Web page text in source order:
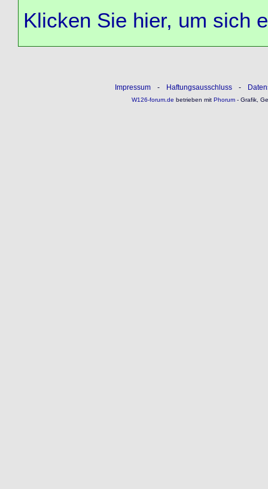
Klicken Sie hier, um sich
Impressum - Haftungsausschluss -
W126-forum.de betrieben mitPhorum- Grafik,